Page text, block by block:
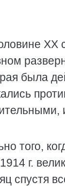
XX
была
того,
г.
спустя